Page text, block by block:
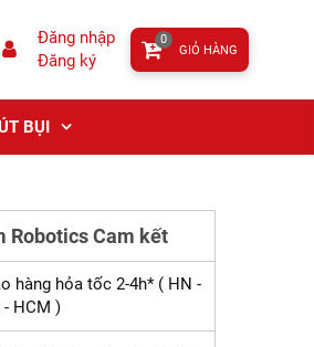
Đăng nhập
Đăng ký
GIỎ HÀNG
0
BỤI
Robotics Cam kết
hàng hỏa tốc 2-4h* ( HN -
HCM )